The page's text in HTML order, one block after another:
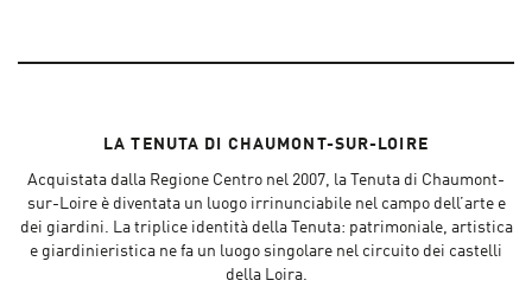
LA TENUTA DI CHAUMONT-SUR-LOIRE
Acquistata dalla Regione Centro nel 2007, la Tenuta di Chaumont-
sur-Loire è diventata un luogo irrinunciabile nel campo dell’arte e
dei giardini. La triplice identità della Tenuta: patrimoniale, artistica
e giardinieristica ne fa un luogo singolare nel circuito dei castelli
della Loira.